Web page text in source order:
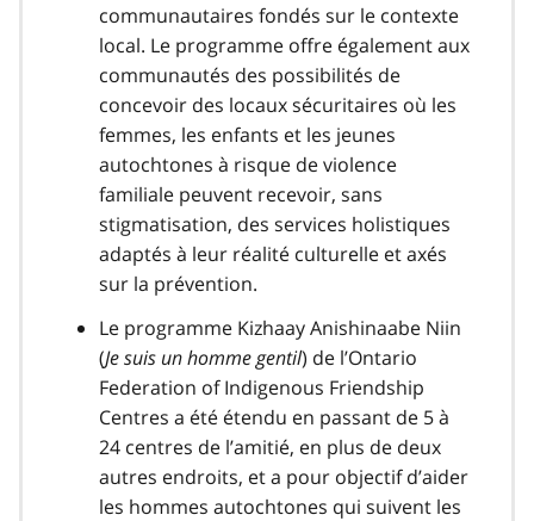
communautaires fondés sur le contexte
local. Le programme offre également aux
communautés des possibilités de
concevoir des locaux sécuritaires où les
femmes, les enfants et les jeunes
autochtones à risque de violence
familiale peuvent recevoir, sans
stigmatisation, des services holistiques
adaptés à leur réalité culturelle et axés
sur la prévention.
Le programme Kizhaay Anishinaabe Niin
(Je suis un homme gentil) de l’Ontario
Federation of Indigenous Friendship
Centres a été étendu en passant de 5 à
24 centres de l’amitié, en plus de deux
autres endroits, et a pour objectif d’aider
les hommes autochtones qui suivent les